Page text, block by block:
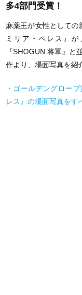
多4部門受賞！
麻薬王が女性としての
ミリア・ペレス』
『SHOGUN 将軍』と
作より、場面写真を紹
・ゴールデングロー
レス』の場面写真をす